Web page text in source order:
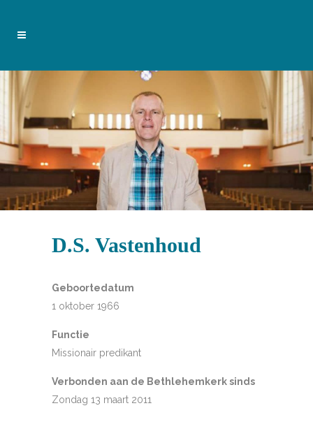
D.S. Vastenhoud
Geboortedatum
1 oktober 1966
Functie
Missionair predikant
Verbonden aan de Bethlehemkerk sinds
Zondag 13 maart 2011